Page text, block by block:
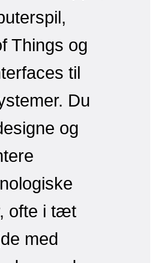
Things og
til
Du
og
ofte i tæt
med